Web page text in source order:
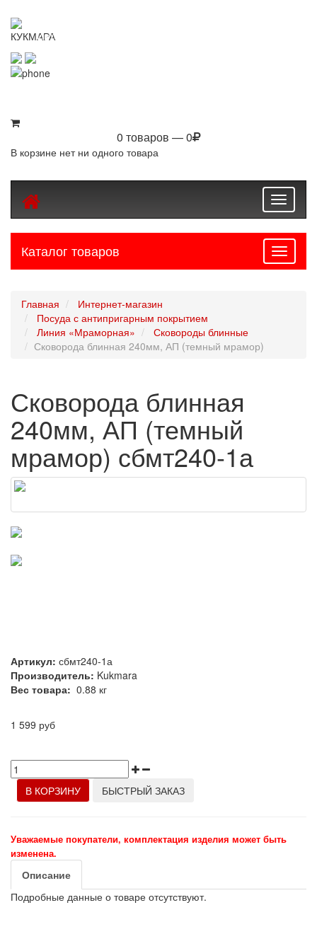
Интернет-магазин посуды Kukmara
0 товаров — 0
В корзине нет ни одного товара
Toggle
Каталог товаров
Главная
Интернет-магазин
Посуда с антипригарным покрытием
Линия «Мраморная»
Сковороды блинные
Сковорода блинная 240мм, АП (темный мрамор)
Сковорода блинная
240мм, АП (темный
мрамор) сбмт240-1а
Артикул: сбмт240-1а
Производитель: Kukmara
Вес товара: 0.88 кг
1 599 руб
В КОРЗИНУ БЫСТРЫЙ ЗАКАЗ
Уважаемые покупатели, комплектация изделия может быть
изменена.
Описание
Подробные данные о товаре отсутствуют.